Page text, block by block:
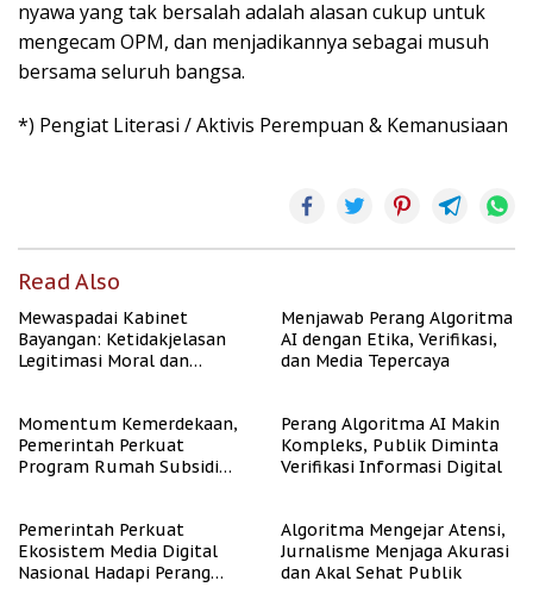
nyawa yang tak bersalah adalah alasan cukup untuk
mengecam OPM, dan menjadikannya sebagai musuh
bersama seluruh bangsa.
*) Pengiat Literasi / Aktivis Perempuan & Kemanusiaan
Read Also
Mewaspadai Kabinet
Bayangan: Ketidakjelasan
Legitimasi Moral dan
Menjawab Perang Algoritma
AI dengan Etika, Verifikasi,
dan Media Tepercaya
Momentum Kemerdekaan,
Pemerintah Perkuat
Program Rumah Subsidi
Perang Algoritma AI Makin
Kompleks, Publik Diminta
Verifikasi Informasi Digital
Pemerintah Perkuat
Ekosistem Media Digital
Nasional Hadapi Perang
Algoritma Mengejar Atensi,
Jurnalisme Menjaga Akurasi
dan Akal Sehat Publik